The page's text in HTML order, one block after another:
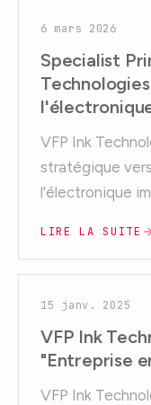
6 mars 2026
Specialist
VFP Ink
stratégique
l'électronique
LIRE LA SUITE
15 janv. 2025
VFP Ink
"Entreprise
VFP Ink